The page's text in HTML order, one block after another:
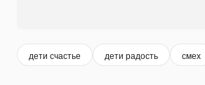
дети счастье дети радость смех